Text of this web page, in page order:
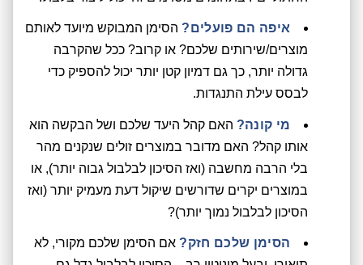
איפה הם פועלים? הסימן המבוקש מיועד לאותם
מוצרים/שירותים שלכם? או קרוב? ככל שהקרבה
גדולה יותר, כך גם דמיון קטן יותר יכול להספיק כדי
לבסס עילת התנגדות.
מי קונה? האם קהל היעד שלכם ושל הבקשה הוא
אותו קהל? האם מדובר במוצרים זולים שנקנים מהר
בלי הרבה מחשבה (ואז הסיכון לבלבול גבוה יותר), או
במוצרים יקרים שדורשים שיקול דעת מעמיק יותר (ואז
הסיכון לבלבול נמוך יותר)?
הסימן שלכם חזק? אם הסימן שלכם מקורי, לא